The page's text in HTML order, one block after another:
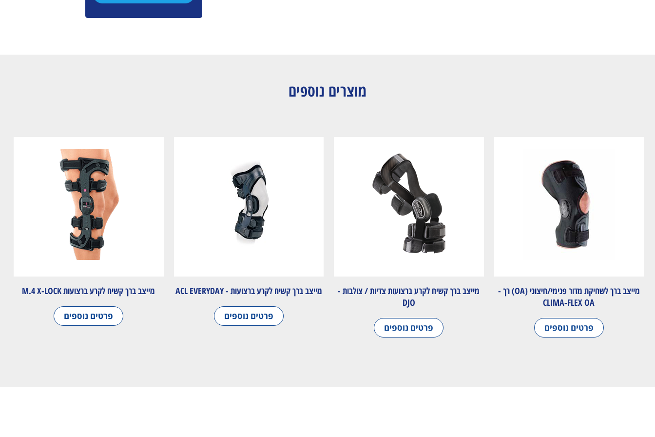
מוצרים נוספים
מייצב ברך לשחיקת מדור פנימי/חיצוני (OA) רך -
CLIMA-FLEX OA
פרטים נוספים
מייצב ברך קשיח לקרע ברצועות צדיות / צולבות -
DJO
פרטים נוספים
מייצב ברך קשיח לקרע ברצועות - ACL EVERYDAY
פרטים נוספים
מייצב ברך קשיח לקרע ברצועות M.4 X-LOCK
פרטים נוספים